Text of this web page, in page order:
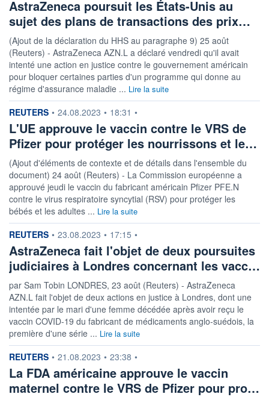
AstraZeneca poursuit les États-Unis au
sujet des plans de transactions des prix…
(Ajout de la déclaration du HHS au paragraphe 9) 25 août
(Reuters) - AstraZeneca AZN.L a déclaré vendredi qu'il avait
intenté une action en justice contre le gouvernement américain
pour bloquer certaines parties d'un programme qui donne au
régime d'assurance maladie ... Lire la suite
information fournie par
REUTERS • 24.08.2023 • 18:31 •
L'UE approuve le vaccin contre le VRS de
Pfizer pour protéger les nourrissons et le…
(Ajout d'éléments de contexte et de détails dans l'ensemble du
document) 24 août (Reuters) - La Commission européenne a
approuvé jeudi le vaccin du fabricant américain Pfizer PFE.N
contre le virus respiratoire syncytial (RSV) pour protéger les
bébés et les adultes ... Lire la suite
information fournie par
REUTERS • 23.08.2023 • 17:15 •
AstraZeneca fait l'objet de deux poursuites
judiciaires à Londres concernant les vacc…
par Sam Tobin LONDRES, 23 août (Reuters) - AstraZeneca
AZN.L fait l'objet de deux actions en justice à Londres, dont une
intentée par le mari d'une femme décédée après avoir reçu le
vaccin COVID-19 du fabricant de médicaments anglo-suédois, la
première d'une série ... Lire la suite
information fournie par
REUTERS • 21.08.2023 • 23:38 •
La FDA américaine approuve le vaccin
maternel contre le VRS de Pfizer pour pro…